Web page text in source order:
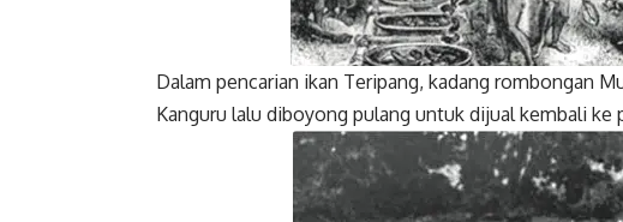
Dalam pencarian ikan Teripang, kadang rombongan
Kanguru lalu diboyong pulang untuk dijual kembali ke
Facebook Twitter